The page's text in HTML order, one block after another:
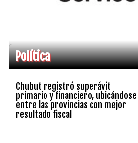
Política
Chubut registró superávit
primario y financiero, ubicándose
entre las provincias con mejor
resultado fiscal